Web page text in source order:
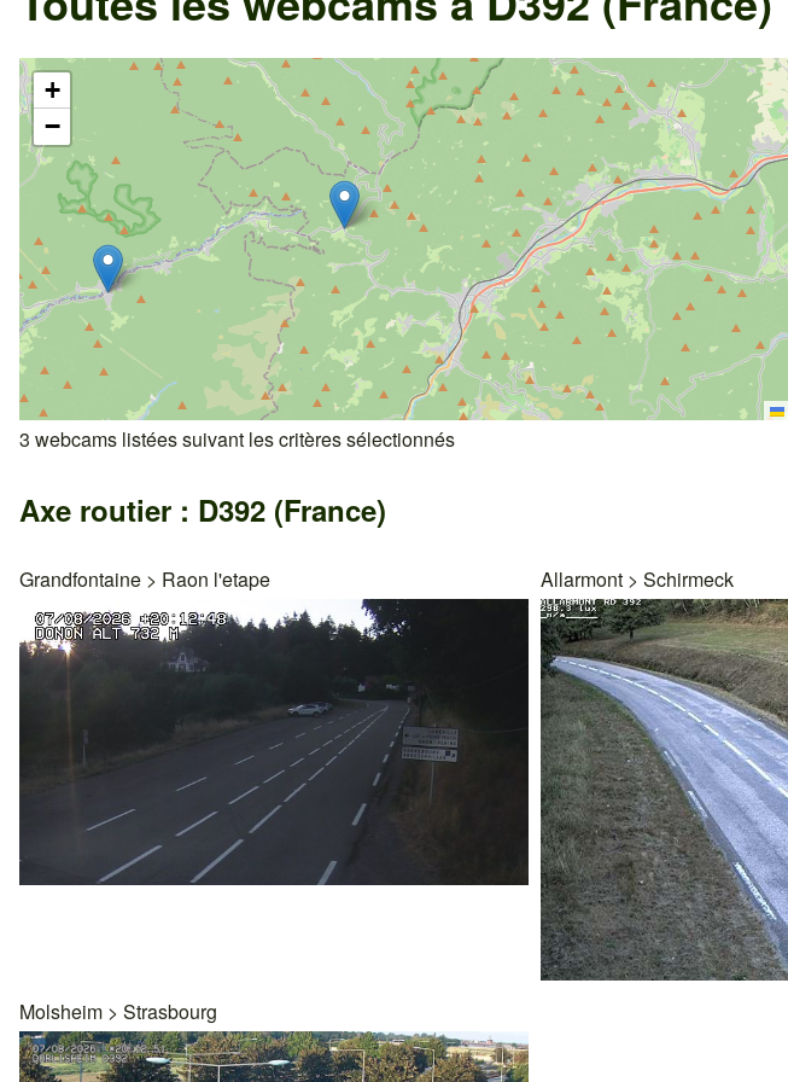
+
−
3 webcams listées suivant les critères sélectionnés
Axe routier : D392 (France)
Grandfontaine > Raon l'etape Allarmont> Schirmeck
Molsheim > Strasbourg